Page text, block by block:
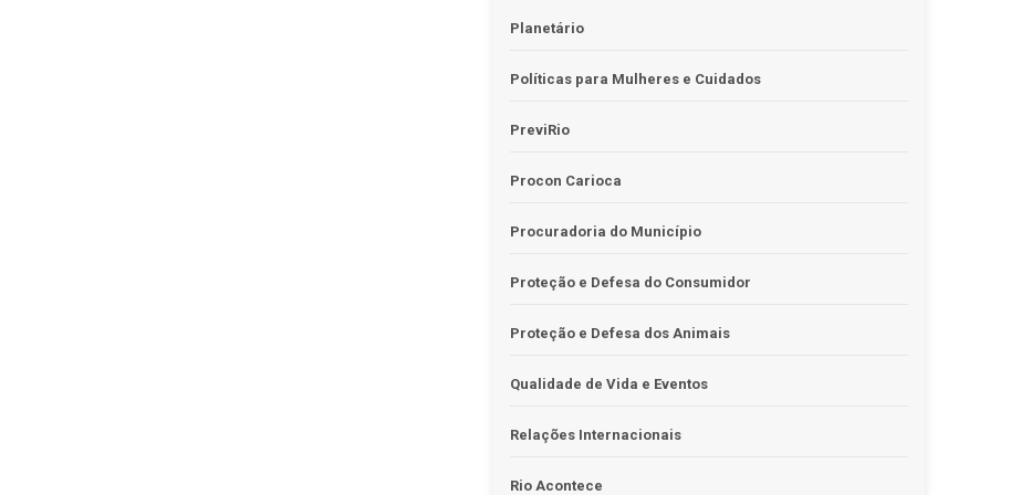
Planetário
Políticas para Mulheres e Cuidados
PreviRio
Procon Carioca
Procuradoria do Município
Proteção e Defesa do Consumidor
Proteção e Defesa dos Animais
Qualidade de Vida e Eventos
Relações Internacionais
Rio Acontece